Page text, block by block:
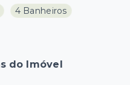
4 Banheiros
do Imóvel